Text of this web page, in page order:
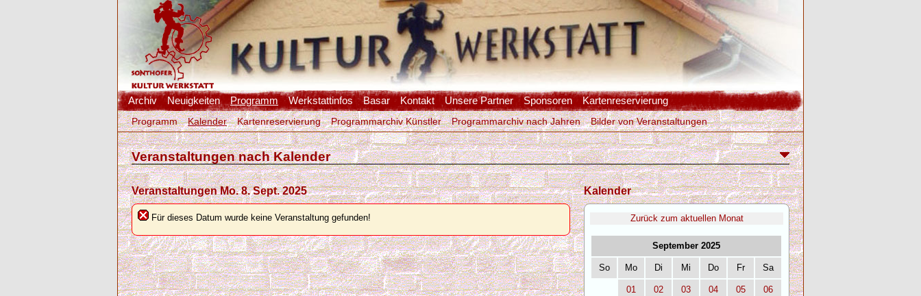
Archiv Neuigkeiten Programm Werkstattinfos Basar Kontakt Unsere Partner Sponsoren Kartenreservierung
Programm Kalender Kartenreservierung Programmarchiv Künstler Programmarchiv nach Jahren Bilder von Veranstaltungen
Veranstaltungen nach Kalender
Veranstaltungen Mo. 8. Sept. 2025
Für dieses Datum wurde keine Veranstaltung gefunden!
Kalender
Zurück zum aktuellen Monat
September 2025
So Mo Di Mi Do Fr Sa
01 02 03 04 05 06